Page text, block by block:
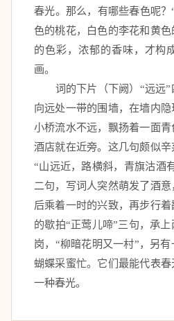
春光。那么，有哪些春色呢
色的桃花，白色的李花和黄
的色彩，浓郁的香味，才构
画。
词的下片（下阙）“远远”
向远处一带的围墙，在墙内
小桥流水不远，飘扬着一面
酒店就在近旁。这几句颇似辛
“山远近，路横斜，青旗沽酒
二句，写词人突然萌发了酒
后乘着一时的兴致，再步行
的歇拍“正莺儿啼”三句，承
岗，“柳暗花明又一村”，另有
蝴蝶采蜜忙。它们最能代表
一种春光。